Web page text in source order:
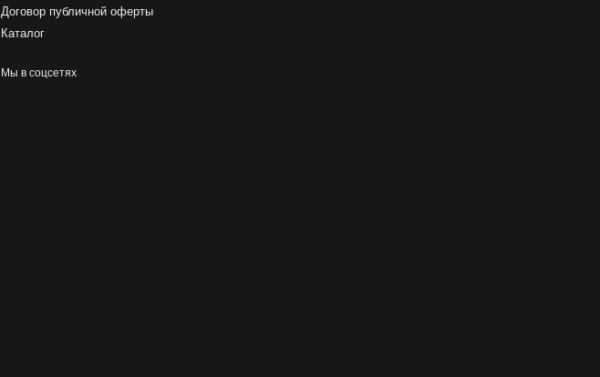
Договор публичной оферты
Каталог
Мы в соцсетях